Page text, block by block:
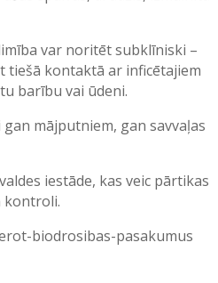
var noritēt subklīniski –
tiešā kontaktā ar inficētajiem
barību vai ūdeni.
mājputniem, gan savvaļas
iestāde, kas veic pārtikas
kontroli.
biodrosibas-pasakumus